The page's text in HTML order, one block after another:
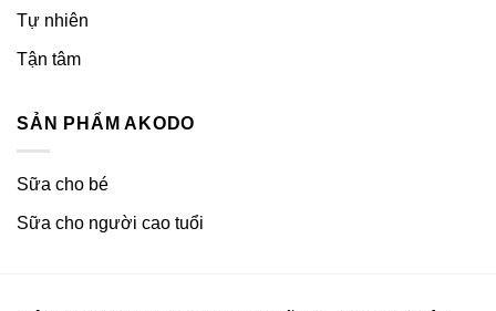
Tự nhiên
Tận tâm
SẢN PHẨM AKODO
Sữa cho bé
Sữa cho người cao tuổi